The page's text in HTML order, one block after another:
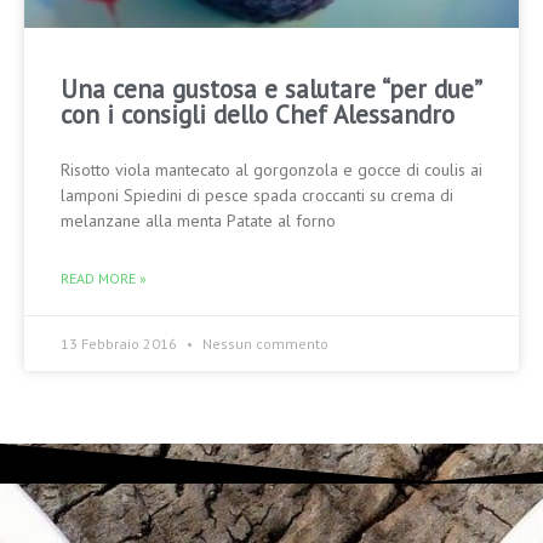
Una cena gustosa e salutare “per due”
con i consigli dello Chef Alessandro
Risotto viola mantecato al gorgonzola e gocce di coulis ai
lamponi Spiedini di pesce spada croccanti su crema di
melanzane alla menta Patate al forno
READ MORE »
13 Febbraio 2016 Nessun commento